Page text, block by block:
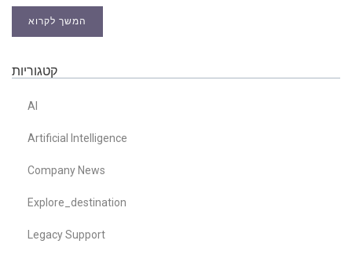
המשך לקרוא
קטגוריות
AI
Artificial Intelligence
Company News
Explore_destination
Legacy Support